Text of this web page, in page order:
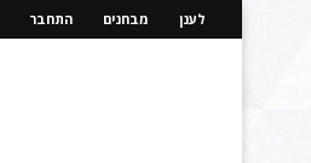
לענן מבחנים התחבר